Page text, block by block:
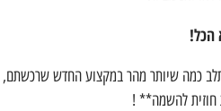
הכל!
כמה שיותר מהר במקצוע החדש שרכשתם,
חוזית להשמה** !